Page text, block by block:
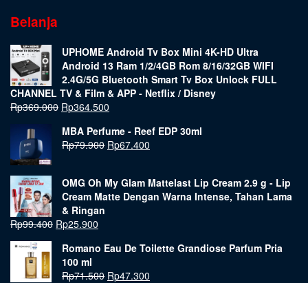
Belanja
UPHOME Android Tv Box Mini 4K-HD Ultra
Android 13 Ram 1/2/4GB Rom 8/16/32GB WIFI
2.4G/5G Bluetooth Smart Tv Box Unlock FULL
CHANNEL TV & Film & APP - Netflix / Disney
Rp369.000 Rp364.500
MBA Perfume - Reef EDP 30ml
Rp79.900 Rp67.400
OMG Oh My Glam Mattelast Lip Cream 2.9 g - Lip
Cream Matte Dengan Warna Intense, Tahan Lama
& Ringan
Rp99.400 Rp25.900
Romano Eau De Toilette Grandiose Parfum Pria
100 ml
Rp71.500 Rp47.300